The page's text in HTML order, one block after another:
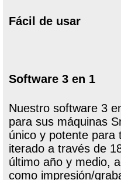
Fácil de usar
Software 3 en 1
Nuestro software 3
para sus máquinas
único y potente para
iterado a través de
último año y medio,
como impresión/